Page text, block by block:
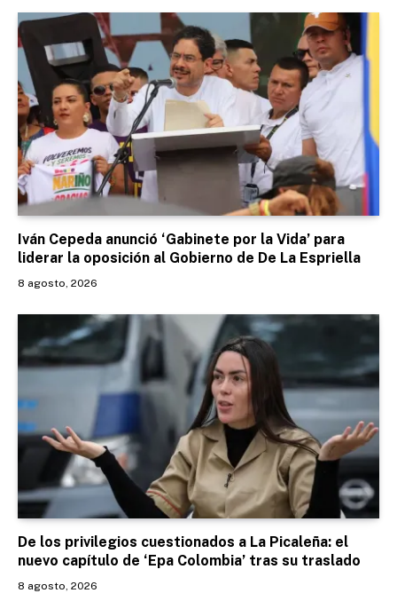
Iván Cepeda anunció ‘Gabinete por la Vida’ para
liderar la oposición al Gobierno de De La Espriella
8 agosto, 2026
De los privilegios cuestionados a La Picaleña: el
nuevo capítulo de ‘Epa Colombia’ tras su traslado
8 agosto, 2026